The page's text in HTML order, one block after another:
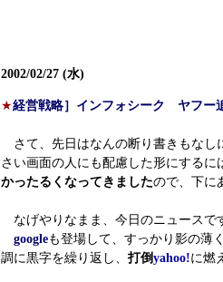
2002/02/27 (水)
★経営戦略］インフォシーク ヤフー
さて、先日はなんの断り書きもなし
さい画面の人にも配慮した形にするに
かったるくなってきましたので、下に
なげやりなまま、今日のニュースで
googleも登場して、すっかり影の薄
調に黒字を繰り返し、 打倒yahoo!に燃